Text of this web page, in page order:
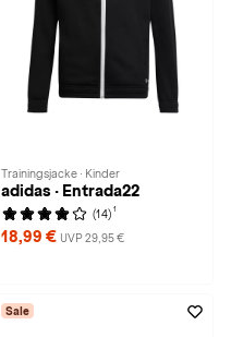
Trainingsjacke · Kinder
adidas · Entrada22
(14) 1
18,99 € UVP 29,95 €
Sale